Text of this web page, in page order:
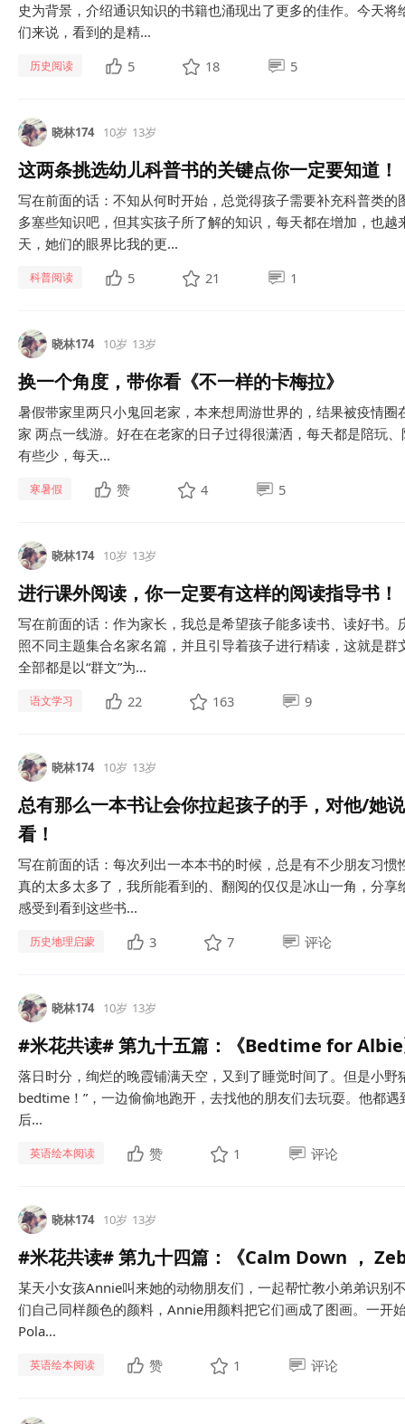
史为背景，介绍通识知识的书籍也涌现出了更多的佳作。今天
们来说，看到的是精...
历史阅读 5 18 5
晓林174 10岁 13岁
这两条挑选幼儿科普书的关键点你一定要知道！
写在前面的话：不知从何时开始，总觉得孩子需要补充科普类
多塞些知识吧，但其实孩子所了解的知识，每天都在增加，也
天，她们的眼界比我的更...
科普阅读 5 21 1
晓林174 10岁 13岁
换一个角度，带你看《不一样的卡梅拉》
暑假带家里两只小鬼回老家，本来想周游世界的，结果被疫情
家 两点一线游。好在在老家的日子过得很潇洒，每天都是陪玩
有些少，每天...
寒暑假 赞 4 5
晓林174 10岁 13岁
进行课外阅读，你一定要有这样的阅读指导书！
写在前面的话：作为家长，我总是希望孩子能多读书、读好书
照不同主题集合名家名篇，并且引导着孩子进行精读，这就是
全部都是以“群文”为...
语文学习 22 163 9
晓林174 10岁 13岁
总有那么一本书让会你拉起孩子的手，对他/她
看！
写在前面的话：每次列出一本本书的时候，总是有不少朋友习惯
真的太多太多了，我所能看到的、翻阅的仅仅是冰山一角，分
感受到看到这些书...
历史地理启蒙 3 7 评论
晓林174 10岁 13岁
#米花共读# 第九十五篇：《Bedtime for
落日时分，绚烂的晚霞铺满天空，又到了睡觉时间了。但是小
bedtime！”，一边偷偷地跑开，去找他的朋友们去玩耍。他都
后...
英语绘本阅读 赞 1 评论
晓林174 10岁 13岁
#米花共读# 第九十四篇：《Calm Down ，
某天小女孩Annie叫来她的动物朋友们，一起帮忙教小弟弟识别
们自己同样颜色的颜料，Annie用颜料把它们画成了图画。一开
Pola...
英语绘本阅读 赞 1 评论